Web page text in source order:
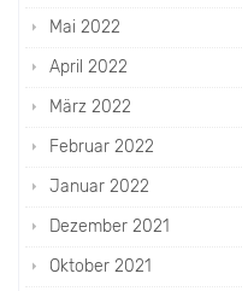
Mai 2022
April 2022
März 2022
Februar 2022
Januar 2022
Dezember 2021
Oktober 2021